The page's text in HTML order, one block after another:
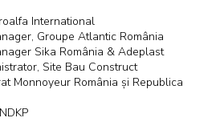
International
Groupe Atlantic România
Sika România & Adeplast
Site Bau Construct
Monnoyeur România și Republica